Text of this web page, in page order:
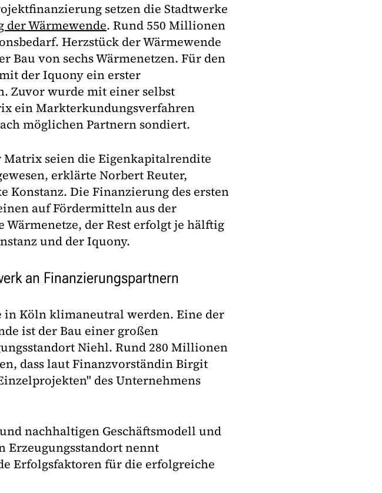
setzen die Stadtwerke
Wärmewende. Rund 550 Millionen
Herzstück der Wärmewende
Bau von sechs Wärmenetzen. Für den
der Iquony ein erster
Zuvor wurde mit einer selbst
ein Markterkundungsverfahren
möglichen Partnern sondiert.
seien die Eigenkapitalrendite
erklärte Norbert Reuter,
Konstanz. Die Finanzierung des ersten
auf Fördermitteln aus der
der Rest erfolgt je hälftig
und der Iquony.
an Finanzierungspartnern
in Köln klimaneutral werden. Eine der
ist der Bau einer großen
Niehl. Rund 280 Millionen
dass laut Finanzvorständin Birgit
des Unternehmens
nachhaltigen Geschäftsmodell und
Erzeugungsstandort nennt
Erfolgsfaktoren für die erfolgreiche